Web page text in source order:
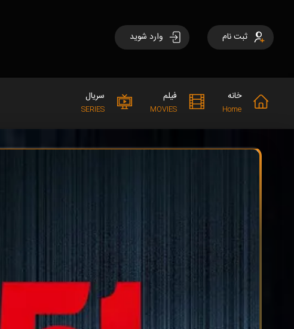
ثبت نام وارد شوید
خانه
Home
فیلم
MOVIES
سریال
SERIES